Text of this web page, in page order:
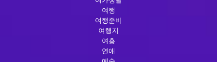
여행
여행준비
여행지
여흥
연애